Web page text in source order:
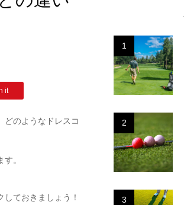
it
どのようなドレスコ
。
ておきましょう！
1
2
3